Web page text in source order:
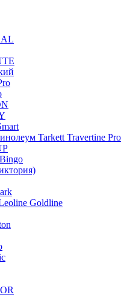
Tarkett Travertine Pro
Goldline